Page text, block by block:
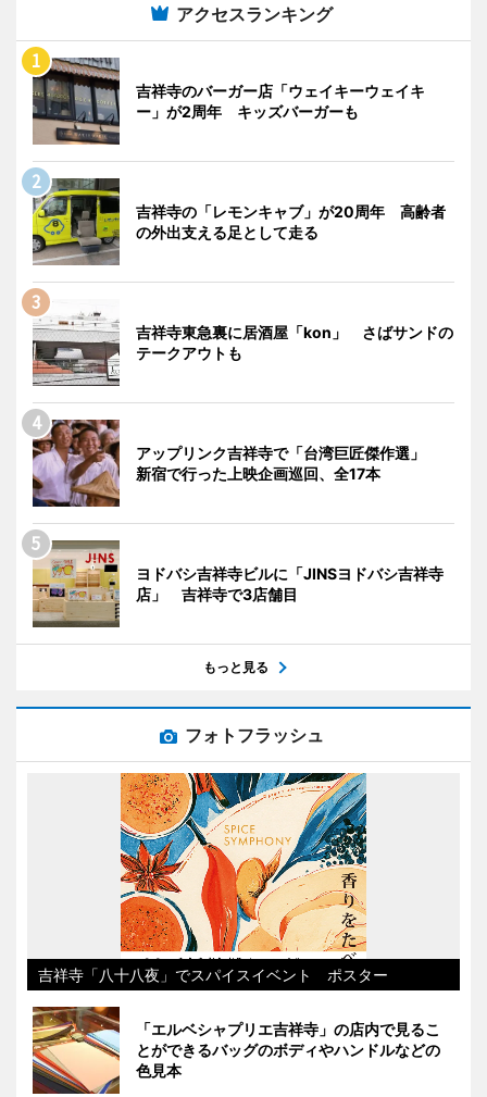
アクセスランキング
吉祥寺のバーガー店「ウェイキーウェイキ
ー」が2周年 キッズバーガーも
吉祥寺の「レモンキャブ」が20周年 高齢者
の外出支える足として走る
吉祥寺東急裏に居酒屋「kon」 さばサンドの
テークアウトも
アップリンク吉祥寺で「台湾巨匠傑作選」
新宿で行った上映企画巡回、全17本
ヨドバシ吉祥寺ビルに「JINSヨドバシ吉祥寺
店」 吉祥寺で3店舗目
もっと見る
フォトフラッシュ
吉祥寺「八十八夜」でスパイスイベント ポスター
「エルベシャプリエ吉祥寺」の店内で見るこ
とができるバッグのボディやハンドルなどの
色見本